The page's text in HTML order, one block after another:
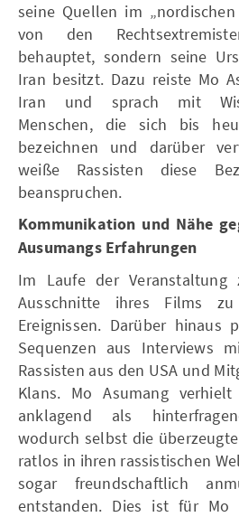
seine Quellen im
von den
behauptet, sondern seine
Iran besitzt. Dazu reiste Mo
Iran und sprach mit
Menschen, die sich bis
bezeichnen und darüber
weiße Rassisten diese
beanspruchen.
Kommunikation und Nähe
Ausumangs Erfahrungen
Im Laufe der Veranstaltung
Ausschnitte ihres Films
Ereignissen. Darüber hinaus
Sequenzen aus Interviews
Rassisten aus den USA und
Klans. Mo Asumang
anklagend als
wodurch selbst die
ratlos in ihren rassistischen
sogar freundschaftlich
entstanden. Dies ist für Mo